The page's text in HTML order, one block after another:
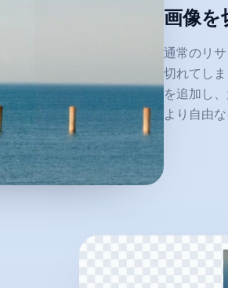
画像
通常のリ
切れてし
を追加し
より自由